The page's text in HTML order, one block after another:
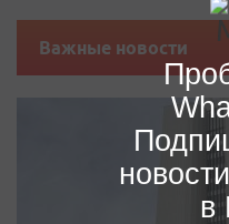
Важные новости
в